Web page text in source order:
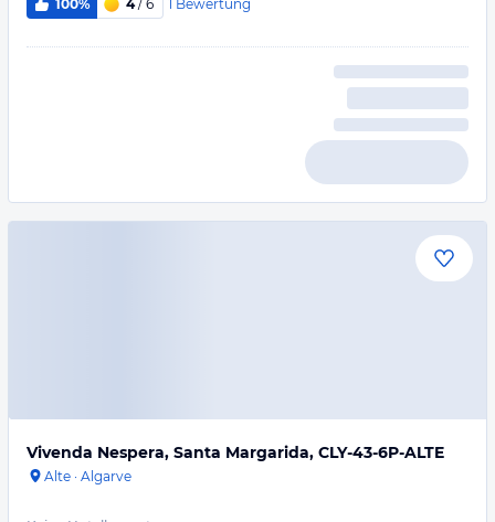
100% 4/ 6 1 Bewertung
Vivenda Nespera, Santa Margarida, CLY-43-6P-ALTE
Alte · Algarve